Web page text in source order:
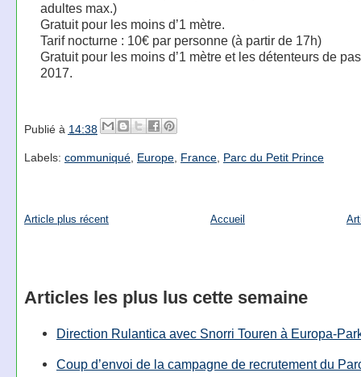
adultes max.)
Gratuit pour les moins d’1 mètre.
Tarif nocturne : 10€ par personne (à partir de 17h)
Gratuit pour les moins d’1 mètre et les détenteurs de
2017.
Publié à 14:38
Labels: communiqué, Europe, France, Parc du Petit Prince
Article plus récent Accueil
Articles les plus lus cette semaine
Direction Rulantica avec Snorri Touren à Europa-
Coup d’envoi de la campagne de recrutement du